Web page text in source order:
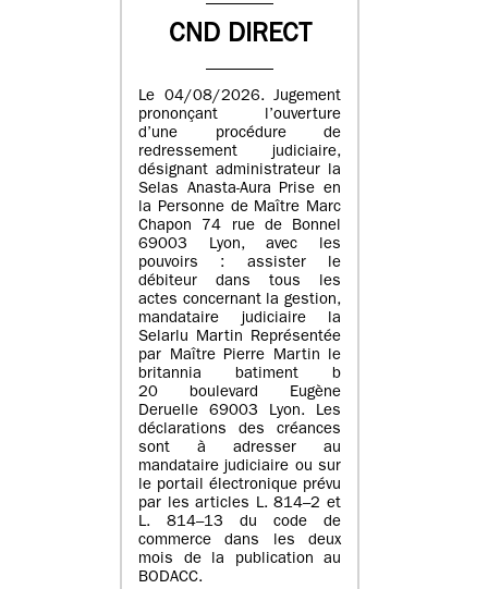
CND DIRECT
Le 04/08/2026. Jugement
prononçant l’ouverture
d’une procédure de
redressement judiciaire,
désignant administrateur la
Selas Anasta-Aura Prise en
la Personne de Maître Marc
Chapon 74 rue de Bonnel
69003 Lyon, avec les
pouvoirs : assister le
débiteur dans tous les
actes concernant la gestion,
mandataire judiciaire la
Selarlu Martin Représentée
par Maître Pierre Martin le
britannia batiment b
20 boulevard Eugène
Deruelle 69003 Lyon. Les
déclarations des créances
sont à adresser au
mandataire judiciaire ou sur
le portail électronique prévu
par les articles L. 814–2 et
L. 814–13 du code de
commerce dans les deux
mois de la publication au
BODACC.